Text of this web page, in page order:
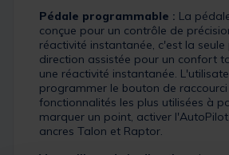
Pédale programmable : La
conçue pour un contrôle de
réactivité instantanée, c'est la
direction assistée pour un confort
une réactivité instantanée.
programmer le bouton de
fonctionnalités les plus utilisées à
marquer un point, activer
ancres Talon et Raptor.